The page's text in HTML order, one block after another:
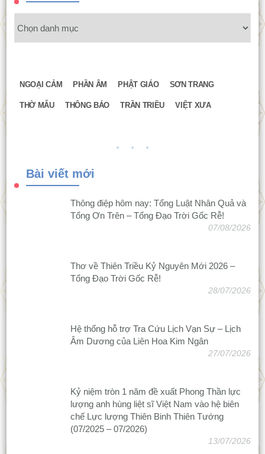
NGOẠI CẢM PHẦN ÂM PHẬT GIÁO SƠN TRANG
THỜ MẪU THÔNG BÁO TRẦN TRIỀU VIỆT XƯA
Bài viết mới
Thông điệp hôm nay: Tổng Luật Nhân Quả và
Tổng Ơn Trên – Tổng Đạo Trời Gốc Rễ!
07/08/2026
Thơ về Thiên Triều Kỷ Nguyên Mới 2026 –
Tổng Đạo Trời Gốc Rễ!
28/07/2026
Hệ thống hỗ trợ Tra Cứu Lịch Vạn Sự – Lịch
Âm Dương của Liên Hoa Kim Ngân
27/07/2026
Kỷ niệm tròn 1 năm đề xuất Phong Thần lực
lượng anh hùng liệt sĩ Việt Nam vào hệ biên
chế Lực lượng Thiên Binh Thiên Tướng
(07/2025 – 07/2026)
13/07/2026